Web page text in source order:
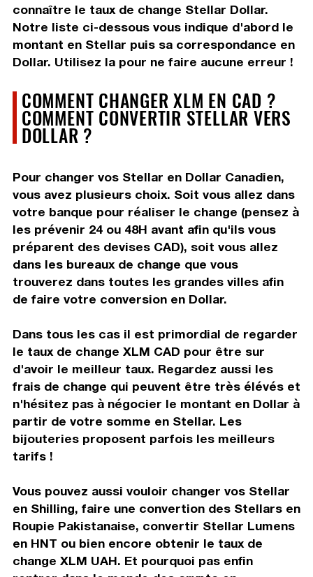
connaître le taux de change Stellar Dollar.
Notre liste ci-dessous vous indique d'abord le
montant en Stellar puis sa correspondance en
Dollar. Utilisez la pour ne faire aucune erreur !
COMMENT CHANGER XLM EN CAD ?
COMMENT CONVERTIR STELLAR VERS
DOLLAR ?
Pour changer vos Stellar en Dollar Canadien,
vous avez plusieurs choix. Soit vous allez dans
votre banque pour réaliser le change (pensez à
les prévenir 24 ou 48H avant afin qu'ils vous
préparent des devises CAD), soit vous allez
dans les bureaux de change que vous
trouverez dans toutes les grandes villes afin
de faire votre conversion en Dollar.
Dans tous les cas il est primordial de regarder
le taux de change XLM CAD pour être sur
d'avoir le meilleur taux. Regardez aussi les
frais de change qui peuvent être très élévés et
n'hésitez pas à négocier le montant en Dollar à
partir de votre somme en Stellar. Les
bijouteries proposent parfois les meilleurs
tarifs !
Vous pouvez aussi vouloir changer vos Stellar
en Shilling, faire une convertion des Stellars en
Roupie Pakistanaise, convertir Stellar Lumens
en HNT ou bien encore obtenir le taux de
change XLM UAH. Et pourquoi pas enfin